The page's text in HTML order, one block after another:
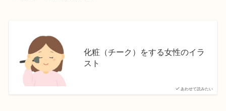
あわせて読みたい
化粧（チーク）をする女性のイラ
スト